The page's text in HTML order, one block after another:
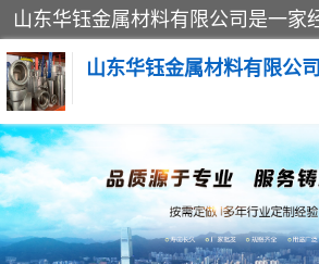
山东华钰金属材料有限公司
不锈钢管
管件标准件